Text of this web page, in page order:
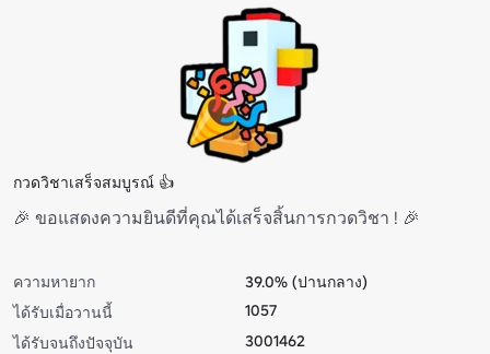
กวดวิชาเสร็จสมบูรณ์ 👍
🎉 ขอแสดงความยินดีที่คุณได้เสร็จสิ้นการกวดวิชา ! 🎉
ความหายาก
39.0% (ปานกลาง)
ได้รับเมื่อวานนี้
1057
ได้รับจนถึงปัจจุบัน
3001462